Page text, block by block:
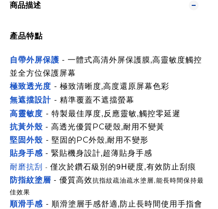
商品描述
產品特點
自帶外屏保護 - 一體式高清外屏保護膜,高靈敏度觸控
並全方位保護屏幕
極致透光度 - 極致清晰度,高度還原屏幕色彩
無遮擋設計 - 精準覆蓋不遮擋螢幕
高靈敏度 - 特製最佳厚度,反應靈敏,觸控零延遲
抗黃外殼 - 高透光優質PC硬殼,耐用不變黃
堅固外殼 - 堅固的PC外殼,耐用不變形
貼身手感 - 緊貼機身設計,超薄貼身手感
耐磨抗刮 - 僅次於鑽石級別的9H硬度,有效防止刮痕
防指紋塗層 - 優質高效抗指紋疏油疏水塗層,能長時間保持最
佳效果
順滑手感 - 順滑塗層手感舒適,防止長時間使用手指會